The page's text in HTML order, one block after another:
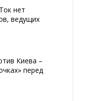
нет
ведущих
Киева –
перед